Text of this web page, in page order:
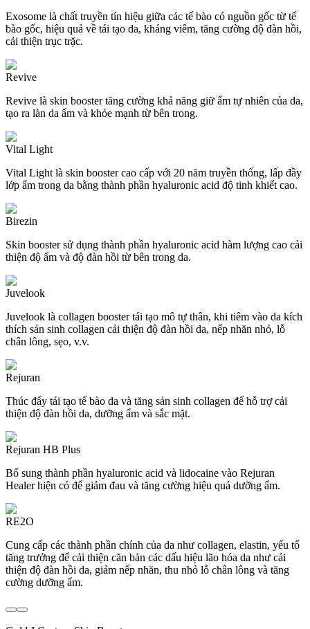
Exosome là chất truyền tín hiệu giữa các tế bào có nguồn gốc từ tế
bào gốc, hiệu quả về tái tạo da, kháng viêm, tăng cường độ đàn hồi,
cải thiện trục trặc.
Revive
Revive là skin booster tăng cường khả năng giữ ẩm tự nhiên của da,
tạo ra làn da ẩm và khỏe mạnh từ bên trong.
Vital Light
Vital Light là skin booster cao cấp với 20 năm truyền thống, lấp đầy
lớp ẩm trong da bằng thành phần hyaluronic acid độ tinh khiết cao.
Birezin
Skin booster sử dụng thành phần hyaluronic acid hàm lượng cao cải
thiện độ ẩm và độ đàn hồi từ bên trong da.
Juvelook
Juvelook là collagen booster tái tạo mô tự thân, khi tiêm vào da kích
thích sản sinh collagen cải thiện độ đàn hồi da, nếp nhăn nhỏ, lỗ
chân lông, sẹo, v.v.
Rejuran
Thúc đẩy tái tạo tế bào da và tăng sản sinh collagen để hỗ trợ cải
thiện độ đàn hồi da, dưỡng ẩm và sắc mặt.
Rejuran HB Plus
Bổ sung thành phần hyaluronic acid và lidocaine vào Rejuran
Healer hiện có để giảm đau và tăng cường hiệu quả dưỡng ẩm.
RE2O
Cung cấp các thành phần chính của da như collagen, elastin, yếu tố
tăng trưởng để cải thiện căn bản các dấu hiệu lão hóa da như cải
thiện độ đàn hồi da, giảm nếp nhăn, thu nhỏ lỗ chân lông và tăng
cường dưỡng ẩm.